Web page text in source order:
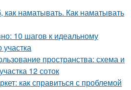
как наматывать. Как наматывать
10 шагов к идеальному
пространства: схема и
12 соток
как справиться с проблемой